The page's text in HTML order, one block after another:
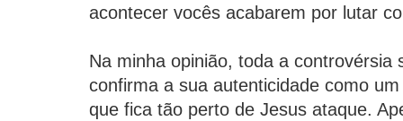
acontecer vocês acabarem por lutar
Na minha opinião, toda a controvérsia
confirma a sua autenticidade como
que fica tão perto de Jesus ataque.